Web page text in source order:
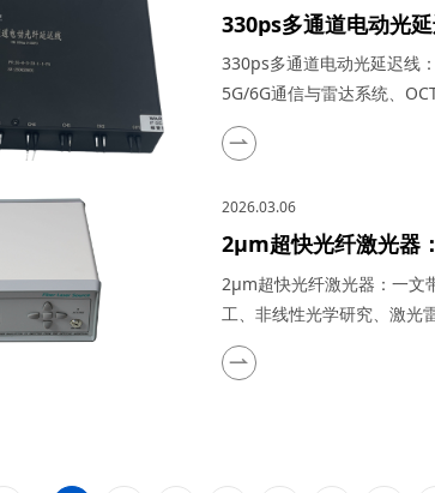
330ps多通道电动光
品在量子通信、5G/
实际应用
330ps多通道电动光延迟线
5G/6G通信与雷达系统、
迟线，在光通信与光电子技
特性，在量子通信、5G/6G
川梓冠光电...
2026.03.06
2μm超快光纤激光器
生物医疗、工业加工
监测等领域的实际应
2μm超快光纤激光器：一文
工、非线性光学研究、激光
光器凭借其高功率、短脉冲
为科研与工业领域的“明星